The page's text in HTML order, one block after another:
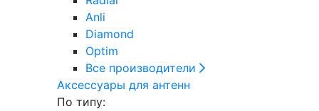
Anli
Diamond
Optim
Все производители
Аксессуары для антенн
По типу: